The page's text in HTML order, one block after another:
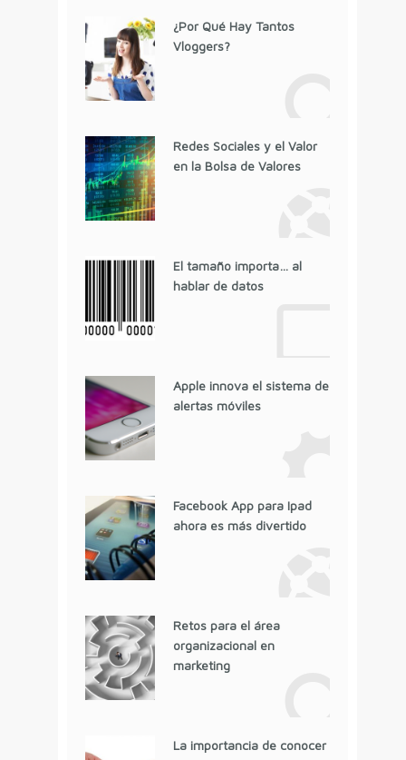
¿Por Qué Hay Tantos
Vloggers?
Redes Sociales y el Valor
en la Bolsa de Valores
El tamaño importa… al
hablar de datos
Apple innova el sistema de
alertas móviles
Facebook App para Ipad
ahora es más divertido
Retos para el área
organizacional en
marketing
La importancia de conocer